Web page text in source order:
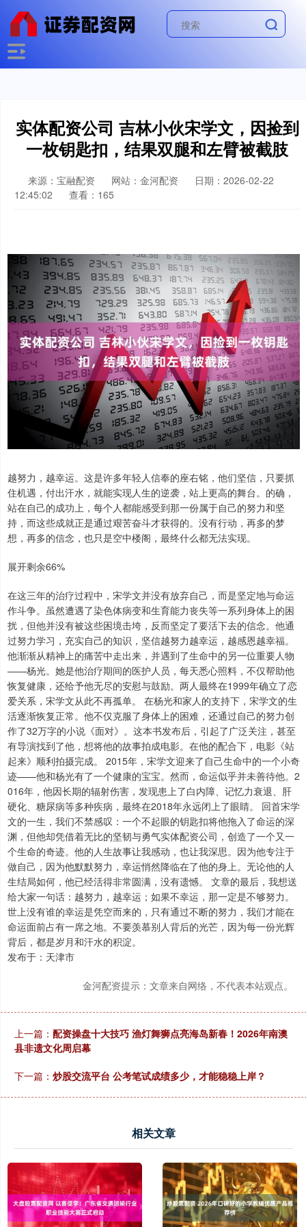
实体配资公司 吉林小伙宋学文，因捡到
一枚钥匙扣，结果双腿和左臂被截肢
来源：宝融配资 网站：金河配资
日期：2026-02-22
12:45:02
查看：165
越努力，越幸运。这是许多年轻人信奉的座右铭，他们坚信，只要抓
住机遇，付出汗水，就能实现人生的逆袭，站上更高的舞台。的确，
站在自己的成功上，每个人都能感受到那一份属于自己的努力和坚
持，而这些成就正是通过艰苦奋斗才获得的。没有行动，再多的梦
想，再多的信念，也只是空中楼阁，最终什么都无法实现。
展开剩余66%
在这三年的治疗过程中，宋学文并没有放弃自己，而是坚定地与命运
作斗争。虽然遭遇了染色体病变和生育能力丧失等一系列身体上的困
扰，但他并没有被这些困境击垮，反而坚定了要活下去的信念。他通
过努力学习，充实自己的知识，坚信越努力越幸运，越感恩越幸福。
他渐渐从精神上的痛苦中走出来，并遇到了生命中的另一位重要人物
——杨光。她是他治疗期间的医护人员，每天悉心照料，不仅帮助他
恢复健康，还给予他无尽的安慰与鼓励。两人最终在1999年确立了恋
爱关系，宋学文从此不再孤单。 在杨光和家人的支持下，宋学文的生
活逐渐恢复正常。他不仅克服了身体上的困难，还通过自己的努力创
作了32万字的小说《面对》。这本书发布后，引起了广泛关注，甚至
有导演找到了他，想将他的故事拍成电影。在他的配合下，电影《站
起来》顺利拍摄完成。 2015年，宋学文迎来了自己生命中的一个小奇
迹——他和杨光有了一个健康的宝宝。然而，命运似乎并未善待他。2
016年，他因长期的辐射伤害，发现患上了白内障、记忆力衰退、肝
硬化、糖尿病等多种疾病，最终在2018年永远闭上了眼睛。 回首宋学
文的一生，我们不禁感叹：一个不起眼的钥匙扣将他拖入了命运的深
渊，但他却凭借着无比的坚韧与勇气实体配资公司，创造了一个又一
个生命的奇迹。他的人生故事让我感动，也让我深思。因为他专注于
做自己，因为他默默努力，幸运悄然降临在了他的身上。无论他的人
生结局如何，他已经活得非常圆满，没有遗憾。 文章的最后，我想送
给大家一句话：越努力，越幸运；如果不幸运，那一定是不够努力。
世上没有谁的幸运是凭空而来的，只有通过不断的努力，我们才能在
命运面前占有一席之地。不要羡慕别人背后的光芒，因为每一份光辉
背后，都是岁月和汗水的积淀。
发布于：天津市
金河配资提示：文章来自网络，不代表本站观点。
上一篇： 配资操盘十大技巧 渔灯舞狮点亮海岛新春！2026年南澳
县非遗文化周启幕
下一篇： 炒股交流平台 公考笔试成绩多少，才能稳稳上岸？
相关文章